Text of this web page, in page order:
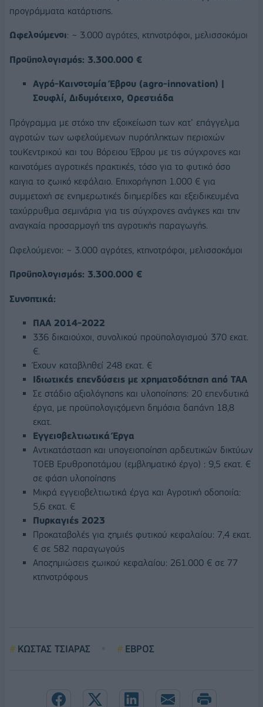
προγράμματα κατάρτισης.
Ωφελούμενοι: ~ 3.000 αγρότες, κτηνοτρόφοι, μελισσοκόμοι
Προϋπολογισμός: 3.300.000 €
Αγρό-Καινοτομία Έβρου (agro-innovation) |
Σουφλί, Διδυμότειχο, Ορεστιάδα
Πρόγραμμα με στόχο την εξοικείωση των κατ’ επάγγελμα
αγροτών των ωφελούμενων πυρόπληκτων περιοχών
τουΚεντρικού και του Βόρειου Έβρου με τις σύγχρονες και
καινοτόμες αγροτικές πρακτικές, τόσο για το φυτικό όσο
καιγια το ζωικό κεφάλαιο. Επιχορήγηση 1.000 € για
συμμετοχή σε ενημερωτικές διημερίδες και εξειδικευμένα
ταχύρρυθμα σεμινάρια για τις σύγχρονες ανάγκες και την
αναγκαία προσαρμογή της αγροτικής παραγωγής.
Ωφελούμενοι: ~ 3.000 αγρότες, κτηνοτρόφοι, μελισσοκόμοι
Προϋπολογισμός: 3.300.000 €
Συνοπτικά:
ΠΑΑ 2014-2022
336 δικαιούχοι, συνολικού προϋπολογισμού 370 εκατ.
€.
Έχουν καταβληθεί 248 εκατ. €
Ιδιωτικές επενδύσεις με χρηματοδότηση από ΤΑΑ
Σε στάδιο αξιολόγησης και υλοποίησης: 20 επενδυτικά
έργα, με προϋπολογιζόμενη δημόσια δαπάνη 18,8
εκατ.
Εγγειοβελτιωτικά Έργα
Αντικατάσταση και υπογειοποίηση αρδευτικών δικτύων
ΤΟΕΒ Ερυθροποτάμου (εμβληματικό έργο) : 9,5 εκατ. €
σε φάση υλοποίησης
Μικρά εγγειοβελτιωτικά έργα και Αγροτική οδοποιία:
5,6 εκατ. €
Πυρκαγιές 2023
Προκαταβολές για ζημιές φυτικού κεφαλαίου: 7,4 εκατ.
€ σε 582 παραγωγούς
Αποζημιώσεις ζωικού κεφαλαίου: 261.000 € σε 77
κτηνοτρόφους
ΚΩΣΤΑΣ ΤΣΙΑΡΑΣ ΕΒΡΟΣ